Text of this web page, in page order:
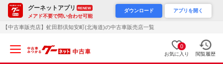
グーネットアプリ RENEW
メアド不要で問い合わせ可能
ダウンロード アプリを開く
【中古車販売店】虻田郡倶知安町(北海道)の中古車販売店一覧
0
お気に入り 閲覧履歴